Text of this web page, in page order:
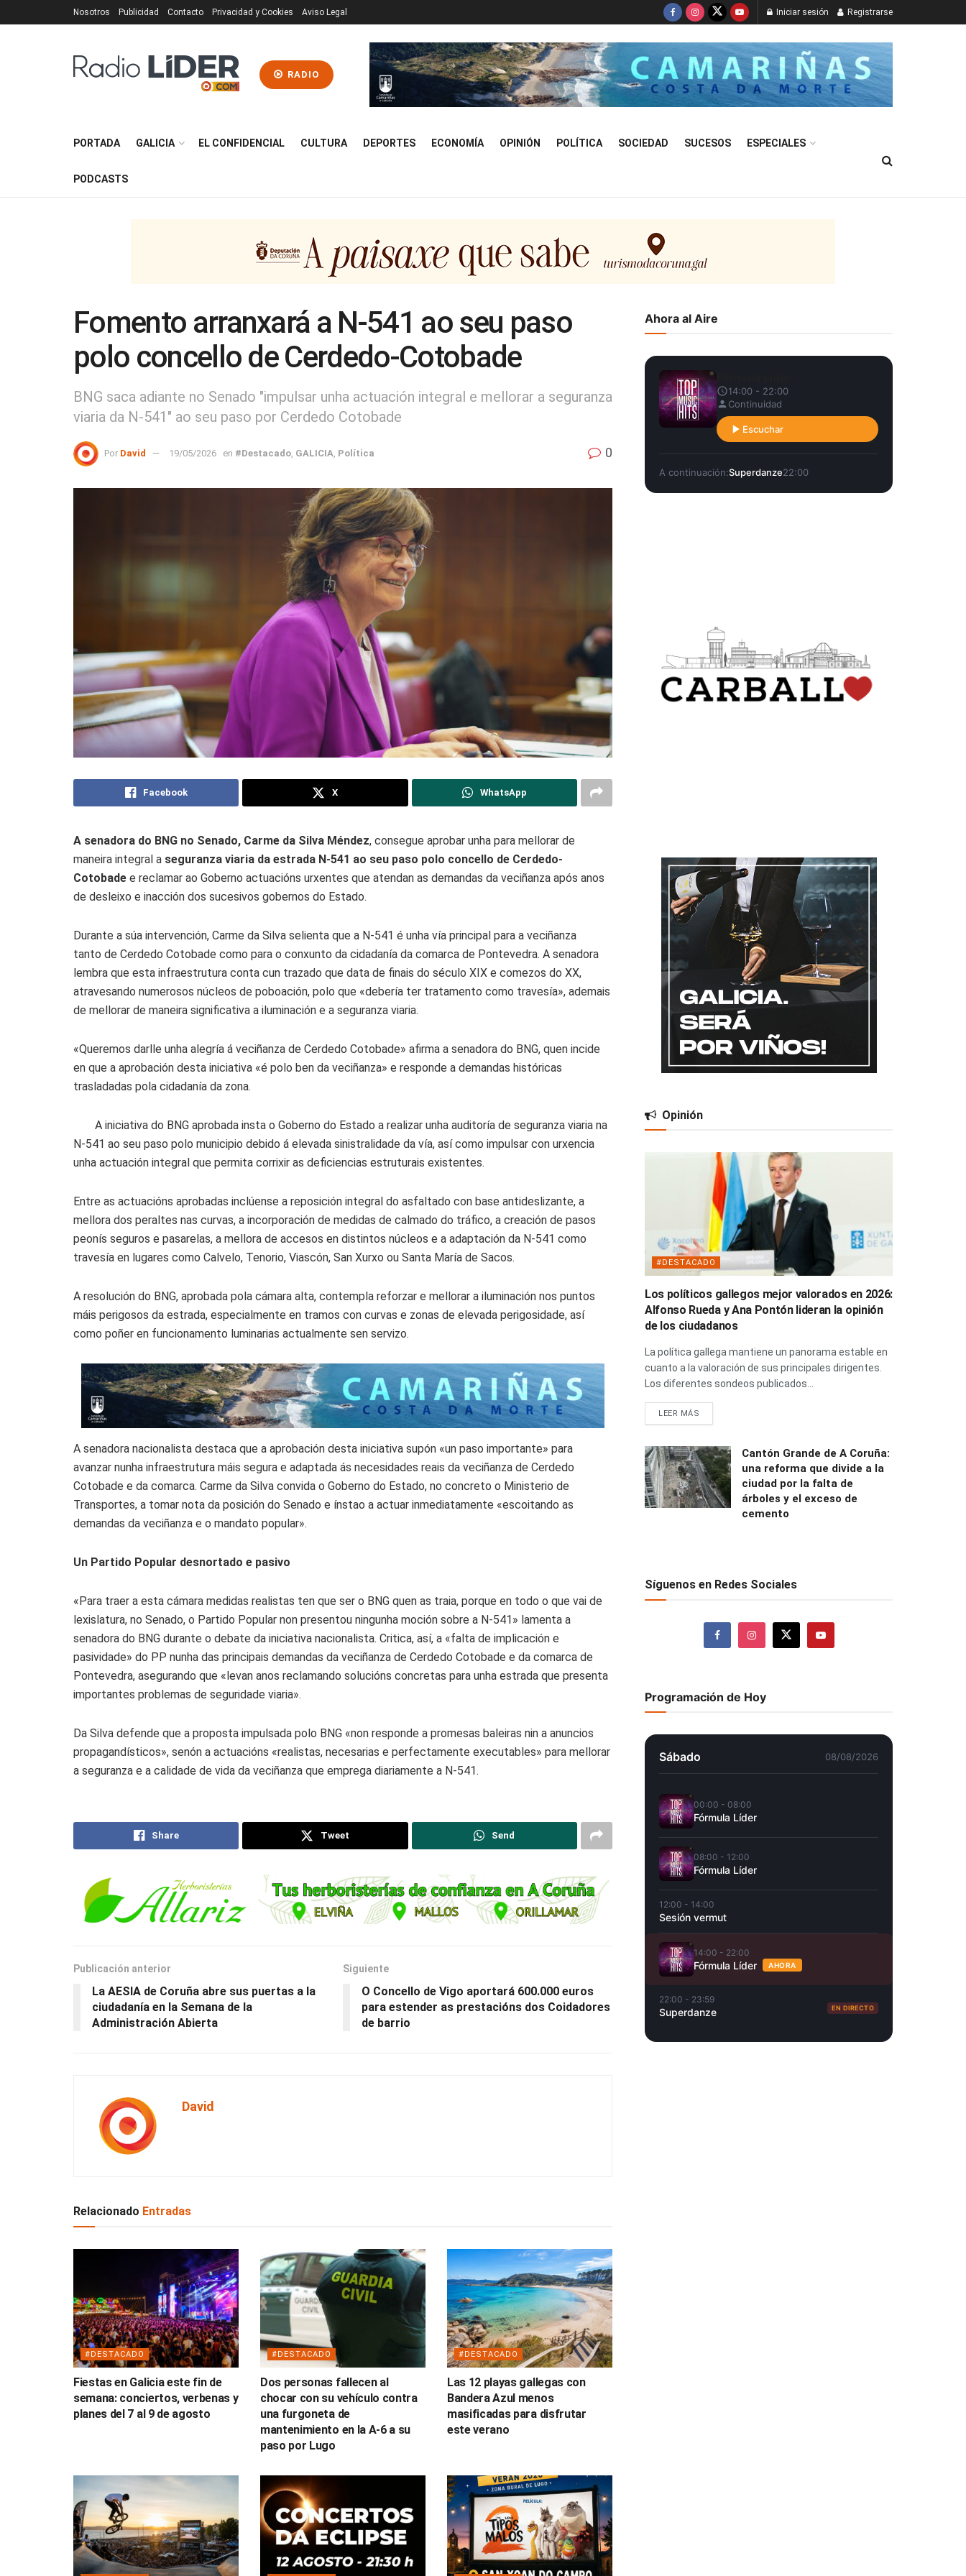
Nosotros Publicidad Contacto Privacidad y Cookies Aviso Legal Iniciar sesión Registrarse
RADIO
PORTADA GALICIA EL CONFIDENCIAL CULTURA DEPORTES ECONOMÍA OPINIÓN POLÍTICA SOCIEDAD SUCESOS ESPECIALES
PODCASTS
Fomento arranxará a N-541 ao seu paso
polo concello de Cerdedo-Cotobade
BNG saca adiante no Senado "impulsar unha actuación integral e mellorar a seguranza
viaria da N-541" ao seu paso por Cerdedo Cotobade
Por David 19/05/2026 en #Destacado GALICIA Política 0
Facebook X WhatsApp
A senadora do BNG no Senado, Carme da Silva Méndez, consegue aprobar unha para mellorar de
maneira integral a seguranza viaria da estrada N-541 ao seu paso polo concello de Cerdedo-
Cotobade e reclamar ao Goberno actuacións urxentes que atendan as demandas da veciñanza após anos
de desleixo e inacción dos sucesivos gobernos do Estado.
Durante a súa intervención, Carme da Silva selienta que a N-541 é unha vía principal para a veciñanza
tanto de Cerdedo Cotobade como para o conxunto da cidadanía da comarca de Pontevedra. A senadora
lembra que esta infraestrutura conta cun trazado que data de finais do século XIX e comezos do XX,
atravesando numerosos núcleos de poboación, polo que «debería ter tratamento como travesía», ademais
de mellorar de maneira significativa a iluminación e a seguranza viaria.
«Queremos darlle unha alegría á veciñanza de Cerdedo Cotobade» afirma a senadora do BNG, quen incide
en que a aprobación desta iniciativa «é polo ben da veciñanza» e responde a demandas históricas
trasladadas pola cidadanía da zona.
A iniciativa do BNG aprobada insta o Goberno do Estado a realizar unha auditoría de seguranza viaria na
N-541 ao seu paso polo municipio debido á elevada sinistralidade da vía, así como impulsar con urxencia
unha actuación integral que permita corrixir as deficiencias estruturais existentes.
Entre as actuacións aprobadas inclúense a reposición integral do asfaltado con base antideslizante, a
mellora dos peraltes nas curvas, a incorporación de medidas de calmado do tráfico, a creación de pasos
peonís seguros e pasarelas, a mellora de accesos en distintos núcleos e a adaptación da N-541 como
travesía en lugares como Calvelo, Tenorio, Viascón, San Xurxo ou Santa María de Sacos.
A resolución do BNG, aprobada pola cámara alta, contempla reforzar e mellorar a iluminación nos puntos
máis perigosos da estrada, especialmente en tramos con curvas e zonas de elevada perigosidade, así
como poñer en funcionamento luminarias actualmente sen servizo.
A senadora nacionalista destaca que a aprobación desta iniciativa supón «un paso importante» para
avanzar nunha infraestrutura máis segura e adaptada ás necesidades reais da veciñanza de Cerdedo
Cotobade e da comarca. Carme da Silva convida o Goberno do Estado, no concreto o Ministerio de
Transportes, a tomar nota da posición do Senado e ínstao a actuar inmediatamente «escoitando as
demandas da veciñanza e o mandato popular».
Un Partido Popular desnortado e pasivo
«Para traer a esta cámara medidas realistas ten que ser o BNG quen as traia, porque en todo o que vai de
lexislatura, no Senado, o Partido Popular non presentou ningunha moción sobre a N-541» lamenta a
senadora do BNG durante o debate da iniciativa nacionalista. Critica, así, a «falta de implicación e
pasividade» do PP nunha das principais demandas da veciñanza de Cerdedo Cotobade e da comarca de
Pontevedra, asegurando que «levan anos reclamando solucións concretas para unha estrada que presenta
importantes problemas de seguridade viaria».
Da Silva defende que a proposta impulsada polo BNG «non responde a promesas baleiras nin a anuncios
propagandísticos», senón a actuacións «realistas, necesarias e perfectamente executables» para mellorar
a seguranza e a calidade de vida da veciñanza que emprega diariamente a N-541.
Share Tweet Send
Publicación anterior
La AESIA de Coruña abre sus puertas a la
ciudadanía en la Semana de la
Administración Abierta
Siguiente
O Concello de Vigo aportará 600.000 euros
para estender as prestacións dos Coidadores
de barrio
David
Relacionado Entradas
#DESTACADO
Fiestas en Galicia este fin de
semana: conciertos, verbenas y
planes del 7 al 9 de agosto
#DESTACADO
Dos personas fallecen al
chocar con su vehículo contra
una furgoneta de
mantenimiento en la A-6 a su
paso por Lugo
#DESTACADO
Las 12 playas gallegas con
Bandera Azul menos
masificadas para disfrutar
este verano
Ahora al Aire
14:00 - 22:00
Continuidad
Escuchar
A continuación:Superdanze22:00
Opinión
#DESTACADO
Los políticos gallegos mejor valorados en 2026:
Alfonso Rueda y Ana Pontón lideran la opinión
de los ciudadanos
La política gallega mantiene un panorama estable en
cuanto a la valoración de sus principales dirigentes.
Los diferentes sondeos publicados...
LEER MÁS
Cantón Grande de A Coruña:
una reforma que divide a la
ciudad por la falta de
árboles y el exceso de
cemento
Síguenos en Redes Sociales
Programación de Hoy
Sábado 08/08/2026
00:00 - 08:00
Fórmula Líder
08:00 - 12:00
Fórmula Líder
12:00 - 14:00
Sesión vermut
14:00 - 22:00
Fórmula Líder AHORA
22:00 - 23:59
Superdanze EN DIRECTO